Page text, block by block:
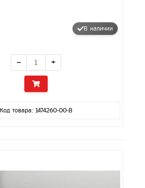
В наличии
− +
Код товара: 1474260-00-B